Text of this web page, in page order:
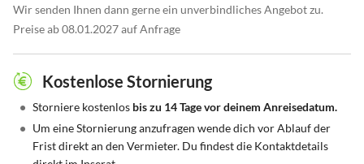
Wir senden Ihnen dann gerne ein unverbindliches Angebot zu.
Preise ab 08.01.2027 auf Anfrage
Kostenlose Stornierung
• Storniere kostenlos bis zu 14 Tage vor deinem Anreisedatum.
• Um eine Stornierung anzufragen wende dich vor Ablauf der
Frist direkt an den Vermieter. Du findest die Kontaktdetails